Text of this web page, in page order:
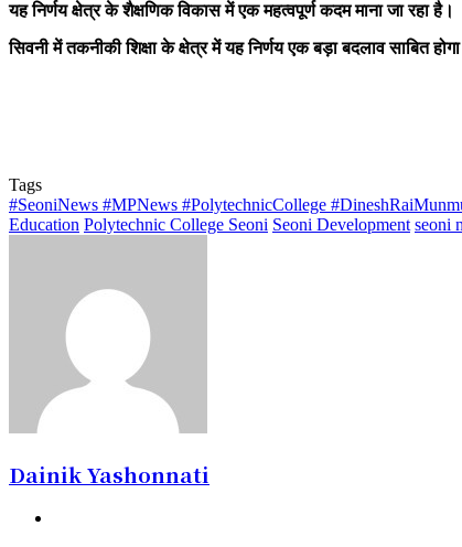
यह निर्णय क्षेत्र के शैक्षणिक विकास में एक महत्वपूर्ण कदम माना जा रहा है।
सिवनी में तकनीकी शिक्षा के क्षेत्र में यह निर्णय एक बड़ा बदलाव साबित
Tags
#SeoniNews #MPNews #PolytechnicCollege
Education Polytechnic College Seoni Seoni Development seoni
Dainik Yashonnati